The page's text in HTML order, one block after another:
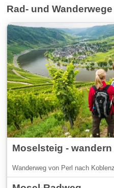
Rad- und Wanderwege
Moselsteig -
Wanderweg von Perl nach